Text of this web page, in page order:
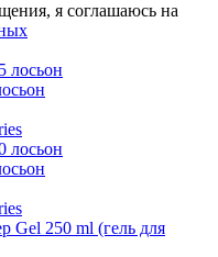
я соглашаюсь на